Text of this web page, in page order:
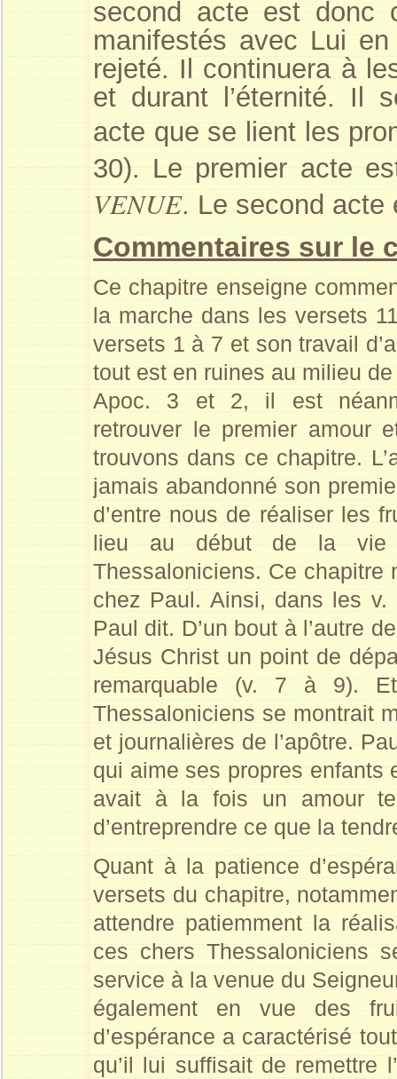
second acte est donc
manifestés avec Lui
rejeté. Il continuera à
et durant l’éternité. Il
acte que se lient les
30). Le premier acte
VENUE. Le second
Commentaires sur le
Ce chapitre enseigne
la marche dans les versets
versets 1 à 7 et son travail
tout est en ruines au milieu
Apoc. 3 et 2, il est
retrouver le premier amour
trouvons dans ce chapitre.
jamais abandonné son
d’entre nous de réaliser les
lieu au début de la vie
Thessaloniciens. Ce chapitre
chez Paul. Ainsi, dans les
Paul dit. D’un bout à l’autre
Jésus Christ un point de
remarquable (v. 7 à 9).
Thessaloniciens se montrait
et journalières de l’apôtre.
qui aime ses propres enfants
avait à la fois un amour
d’entreprendre ce que la
Quant à la patience
versets du chapitre,
attendre patiemment la
ces chers Thessaloniciens
service à la venue du
également en vue des
d’espérance a caractérisé
qu’il lui suffisait de remettre